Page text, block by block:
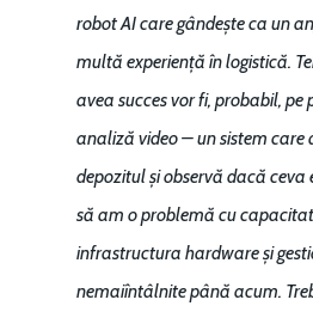
robot AI care gândește ca un
multă experiență în logistică.
avea succes vor fi, probabil, pe
analiză video – un sistem care
depozitul și observă dacă ceva
să am o problemă cu
infrastructura hardware și
nemaiîntâlnite până acum.